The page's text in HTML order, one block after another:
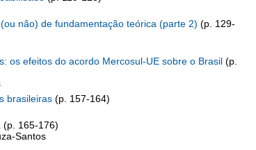
não) de fundamentação teórica (parte 2) (p. 129-
os efeitos do acordo Mercosul-UE sobre o Brasil (p.
brasileiras (p. 157-164)
(p. 165-176)
Santos